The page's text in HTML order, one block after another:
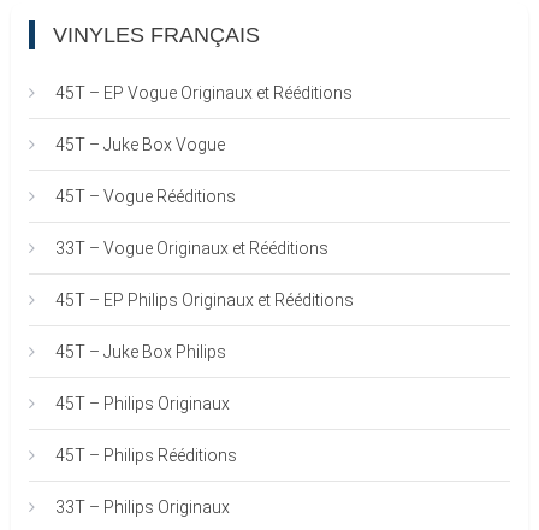
VINYLES FRANÇAIS
45T – EP Vogue Originaux et Rééditions
45T – Juke Box Vogue
45T – Vogue Rééditions
33T – Vogue Originaux et Rééditions
45T – EP Philips Originaux et Rééditions
45T – Juke Box Philips
45T – Philips Originaux
45T – Philips Rééditions
33T – Philips Originaux